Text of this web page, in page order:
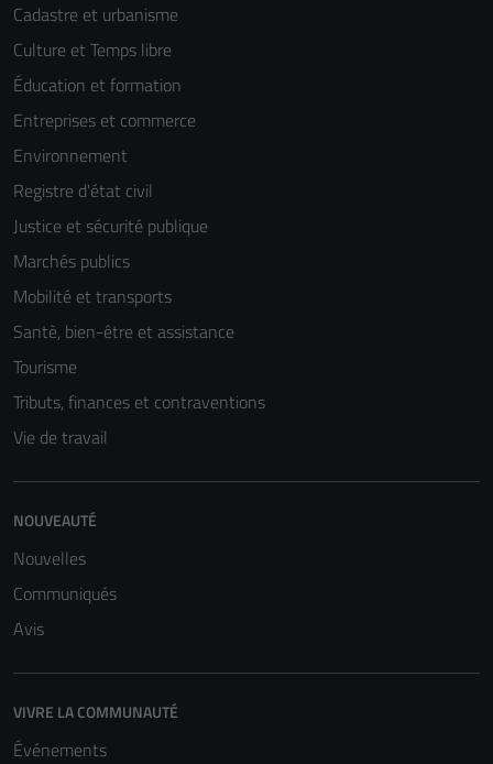
Cadastre et urbanisme
Culture et Temps libre
Éducation et formation
Entreprises et commerce
Environnement
Registre d'état civil
Justice et sécurité publique
Marchés publics
Mobilité et transports
Santè, bien-être et assistance
Tourisme
Tributs, finances et contraventions
Vie de travail
NOUVEAUTÉ
Nouvelles
Communiqués
Avis
VIVRE LA COMMUNAUTÉ
Événements